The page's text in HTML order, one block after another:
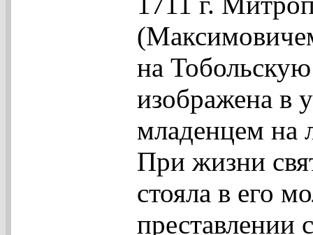
на
изображена в
младенцем на
При жизни
стояла в его
преставлении